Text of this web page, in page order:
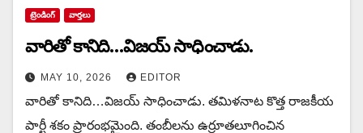
ట్రెండింగ్ వార్త‌లు
వారితో కానిది…విజయ్ సాధించాడు.
MAY 10, 2026 EDITOR
వారితో కానిది…విజయ్ సాధించాడు. త‌మిళ‌నాట కొత్త రాజ‌కీయ
పార్టీ శ‌కం ప్రారంభ‌మైంది. తంబీల‌ను ఉర్రూత‌లూగించిన